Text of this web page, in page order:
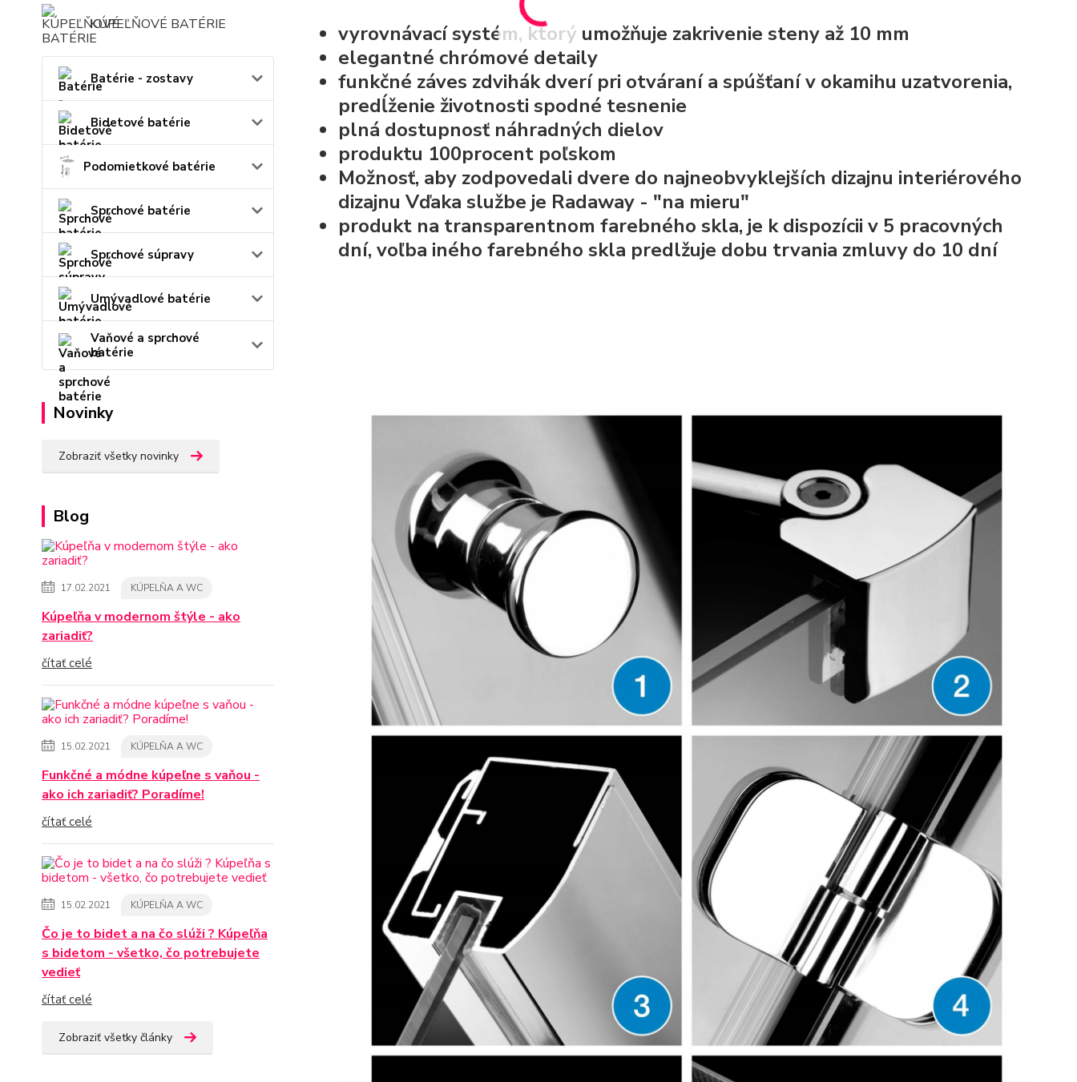
KÚPEĽŇOVÉ BATÉRIE
Batérie - zostavy
Bidetové batérie
Podomietkové batérie
Sprchové batérie
Sprchové súpravy
Umývadlové batérie
Vaňové a sprchové
batérie
Novinky
Zobraziť všetky novinky
Blog
17.02.2021 KÚPELŇA A WC
Kúpeľňa v modernom štýle - ako
zariadiť?
čítať celé
15.02.2021 KÚPELŇA A WC
Funkčné a módne kúpeľne s vaňou -
ako ich zariadiť? Poradíme!
čítať celé
15.02.2021 KÚPELŇA A WC
Čo je to bidet a na čo slúži ? Kúpeľňa
s bidetom - všetko, čo potrebujete
vedieť
čítať celé
Zobraziť všetky články
vyrovnávací systém, ktorý umožňuje zakrivenie steny až 10 mm
elegantné chrómové detaily
funkčné záves zdvihák dverí pri otváraní a spúšťaní v okamihu uzatvorenia,
predĺženie životnosti spodné tesnenie
plná dostupnosť náhradných dielov
produktu 100procent poľskom
Možnosť, aby zodpovedali dvere do najneobvyklejších dizajnu interiérového
dizajnu Vďaka službe je Radaway - "na mieru"
produkt na transparentnom farebného skla, je k dispozícii v 5 pracovných
dní, voľba iného farebného skla predlžuje dobu trvania zmluvy do 10 dní